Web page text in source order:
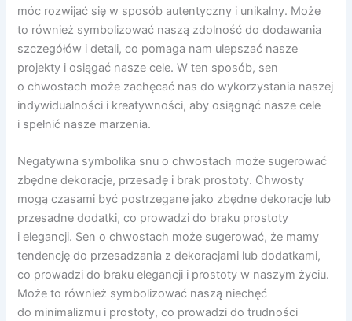
móc rozwijać się w sposób autentyczny i unikalny. Może
to również symbolizować naszą zdolność do dodawania
szczegółów i detali, co pomaga nam ulepszać nasze
projekty i osiągać nasze cele. W ten sposób, sen
o chwostach może zachęcać nas do wykorzystania naszej
indywidualności i kreatywności, aby osiągnąć nasze cele
i spełnić nasze marzenia.
Negatywna symbolika snu o chwostach może sugerować
zbędne dekoracje, przesadę i brak prostoty. Chwosty
mogą czasami być postrzegane jako zbędne dekoracje lub
przesadne dodatki, co prowadzi do braku prostoty
i elegancji. Sen o chwostach może sugerować, że mamy
tendencję do przesadzania z dekoracjami lub dodatkami,
co prowadzi do braku elegancji i prostoty w naszym życiu.
Może to również symbolizować naszą niechęć
do minimalizmu i prostoty, co prowadzi do trudności